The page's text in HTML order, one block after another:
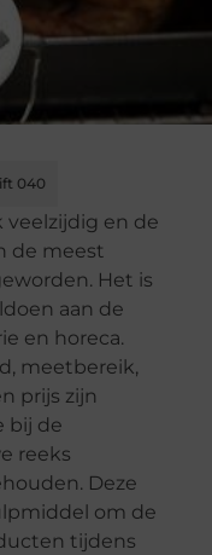
040
veelzijdig en de
de meest
Het is
aan de
en horeca.
meetbereik,
prijs zijn
bij de
reeks
Deze
om de
tijdens